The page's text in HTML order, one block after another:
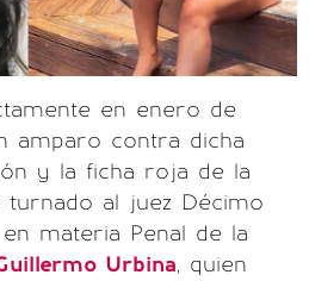
en enero de
amparo contra dicha
y la ficha roja de la
turnado al juez Décimo
materia Penal de la
Urbina, quien